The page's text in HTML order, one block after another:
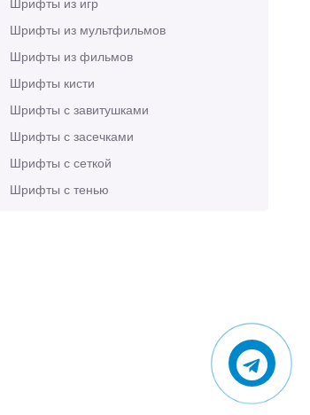
Шрифты из мультфильмов
Шрифты из фильмов
Шрифты кисти
Шрифты с завитушками
Шрифты с засечками
Шрифты с сеткой
Шрифты с тенью